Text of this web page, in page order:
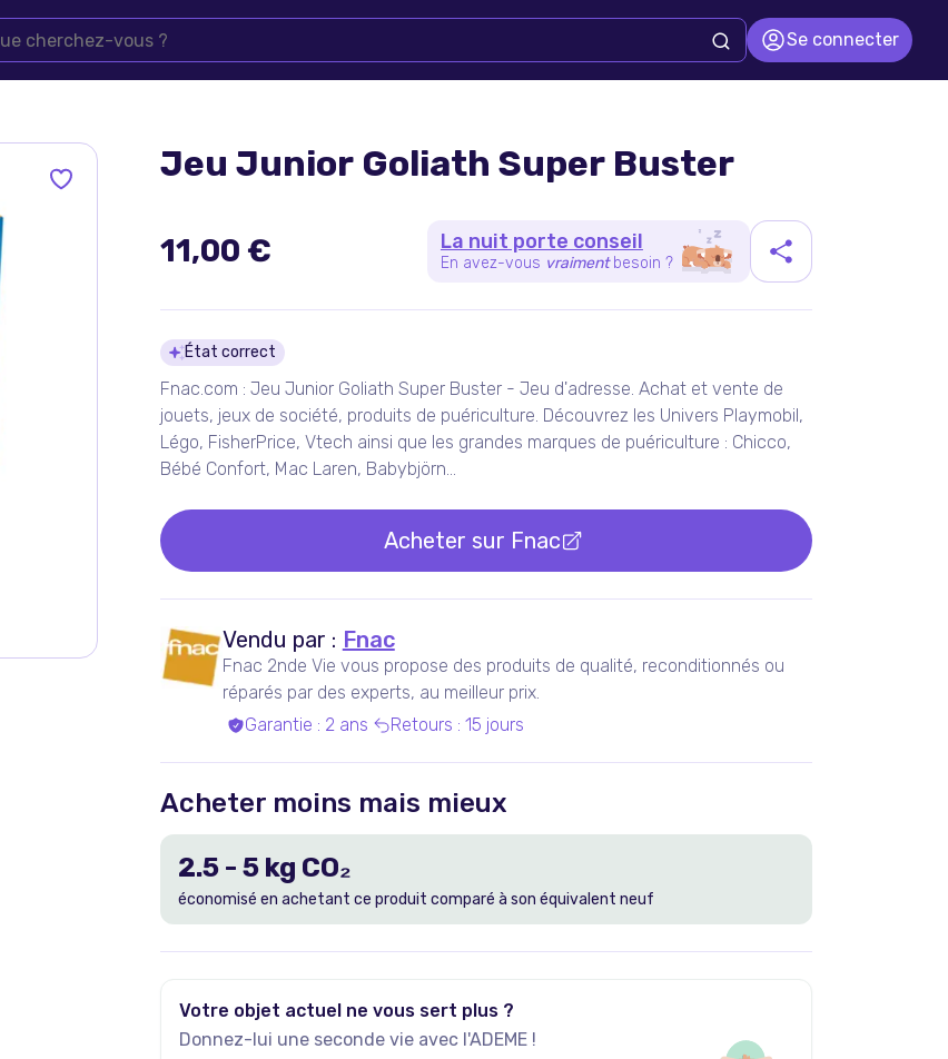
Se connecter
Jeu Junior Goliath Super Buster
11,00 € La nuit porte conseil
En avez-vous vraiment besoin ?
Détails du produit
État correct
Fnac.com : Jeu Junior Goliath Super Buster - Jeu d'adresse. Achat et vente de
jouets, jeux de société, produits de puériculture. Découvrez les Univers Playmobil,
Légo, FisherPrice, Vtech ainsi que les grandes marques de puériculture : Chicco,
Bébé Confort, Mac Laren, Babybjörn...
Acheter sur Fnac
Vendu par : Fnac
Fnac 2nde Vie vous propose des produits de qualité, reconditionnés ou
réparés par des experts, au meilleur prix.
Garantie : 2 ans Retours : 15 jours
Acheter moins mais mieux
2.5- 5kg CO₂
économisé en achetant ce produit comparé à son équivalent neuf
Votre objet actuel ne vous sert plus ?
Donnez-lui une seconde vie avec l'ADEME !